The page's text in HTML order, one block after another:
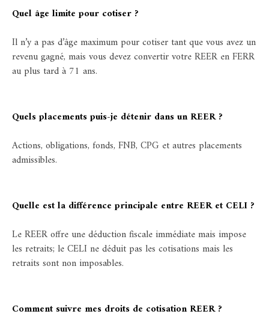
Quel âge limite pour cotiser ?
Il n’y a pas d’âge maximum pour cotiser tant que vous avez un
revenu gagné, mais vous devez convertir votre REER en FERR
au plus tard à 71 ans.
Quels placements puis-je détenir dans un REER ?
Actions, obligations, fonds, FNB, CPG et autres placements
admissibles.
Quelle est la différence principale entre REER et CELI ?
Le REER offre une déduction fiscale immédiate mais impose
les retraits; le CELI ne déduit pas les cotisations mais les
retraits sont non imposables.
Comment suivre mes droits de cotisation REER ?